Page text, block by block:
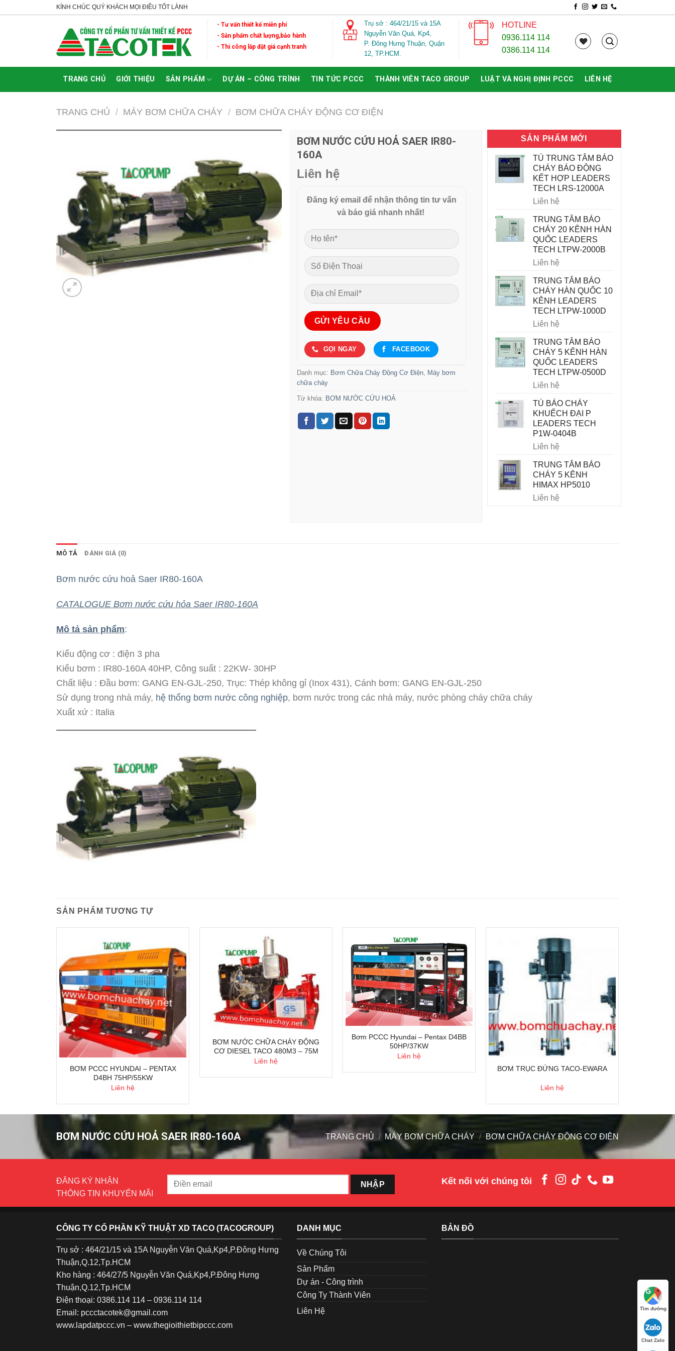
KÍNH CHÚC QUÝ KHÁCH MỌI ĐIỀU TỐT LÀNH
- Tư vấn thiết kế miễn phí
- Sản phẩm chất lượng,bảo hành
- Thi công lắp đặt giá cạnh tranh
Trụ sở : 464/21/15 và 15A
Nguyễn Văn Quá, Kp4,
P. Đông Hưng Thuận, Quận
12, TP.HCM.
HOTLINE
0936.114 114
0386.114 114
TRANG CHỦ GIỚI THIỆU SẢN PHẨM DỰ ÁN – CÔNG TRÌNH TIN TỨC PCCC THÀNH VIÊN TACO GROUP LUẬT VÀ NGHỊ ĐỊNH PCCC LIÊN HỆ
TRANG CHỦ / MÁY BƠM CHỮA CHÁY / BƠM CHỮA CHÁY ĐỘNG CƠ ĐIỆN
BƠM NƯỚC CỨU HOẢ SAER IR80-
160A
Liên hệ
Đăng ký email để nhận thông tin tư vấn
và báo giá nhanh nhất!
GỌI NGAY FACEBOOK
Danh mục: Bơm Chữa Cháy Động Cơ Điện, Máy bơm
chữa cháy
Từ khóa: BƠM NƯỚC CỨU HOẢ
SẢN PHẨM MỚI
TỦ TRUNG TÂM BÁO
CHÁY BÁO ĐỘNG
KẾT HỢP LEADERS
TECH LRS-12000A
Liên hệ
TRUNG TÂM BÁO
CHÁY 20 KÊNH HÀN
QUỐC LEADERS
TECH LTPW-2000B
Liên hệ
TRUNG TÂM BÁO
CHÁY HÀN QUỐC 10
KÊNH LEADERS
TECH LTPW-1000D
Liên hệ
TRUNG TÂM BÁO
CHÁY 5 KÊNH HÀN
QUỐC LEADERS
TECH LTPW-0500D
Liên hệ
TỦ BÁO CHÁY
KHUẾCH ĐẠI P
LEADERS TECH
P1W-0404B
Liên hệ
TRUNG TÂM BÁO
CHÁY 5 KÊNH
HIMAX HP5010
Liên hệ
MÔ TẢ ĐÁNH GIÁ (0)
Bơm nước cứu hoả Saer IR80-160A
CATALOGUE Bơm nước cứu hỏa Saer IR80-160A
Mô tả sản phẩm:
Kiểu động cơ : điện 3 pha
Kiểu bơm : IR80-160A 40HP, Công suất : 22KW- 30HP
Chất liệu : Đầu bơm: GANG EN-GJL-250, Trục: Thép không gỉ (Inox 431), Cánh bơm: GANG EN-GJL-250
Sử dụng trong nhà máy, hệ thống bơm nước công nghiệp, bơm nước trong các nhà máy, nước phòng cháy chữa cháy
Xuất xứ : Italia
SẢN PHẨM TƯƠNG TỰ
BƠM PCCC HYUNDAI – PENTAX
D4BH 75HP/55KW
Liên hệ
BƠM NƯỚC CHỮA CHÁY ĐỘNG
CƠ DIESEL TACO 480M3 – 75M
Liên hệ
Bơm PCCC Hyundai – Pentax D4BB
50HP/37KW
Liên hệ
BƠM TRỤC ĐỨNG TACO-EWARA
Liên hệ
BƠM NƯỚC CỨU HOẢ SAER IR80-160A TRANG CHỦ / MÁY BƠM CHỮA CHÁY / BƠM CHỮA CHÁY ĐỘNG CƠ ĐIỆN
ĐĂNG KÝ NHẬN
THÔNG TIN KHUYẾN MÃI
Kết nối với chúng tôi
CÔNG TY CỔ PHẦN KỸ THUẬT XD TACO (TACOGROUP)
Trụ sở : 464/21/15 và 15A Nguyễn Văn Quá,Kp4,P.Đông Hưng
Thuận,Q.12,Tp.HCM
Kho hàng : 464/27/5 Nguyễn Văn Quá,Kp4,P.Đông Hưng
Thuận,Q.12,Tp.HCM
Điện thoại: 0386.114 114 – 0936.114 114
Email: pccctacotek@gmail.com
www.lapdatpccc.vn – www.thegioithietbipccc.com
DANH MỤC
Về Chúng Tôi
Sản Phẩm
Dự án - Công trình
Công Ty Thành Viên
Liên Hệ
BẢN ĐỒ
Tìm đường
Chat Zalo